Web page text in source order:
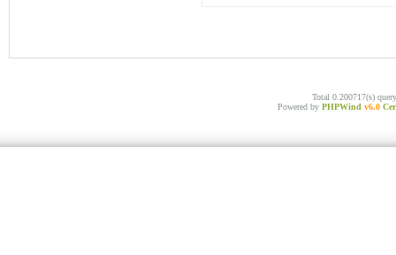
Total 0.200717(s)
Powered by PHPWind v6.0